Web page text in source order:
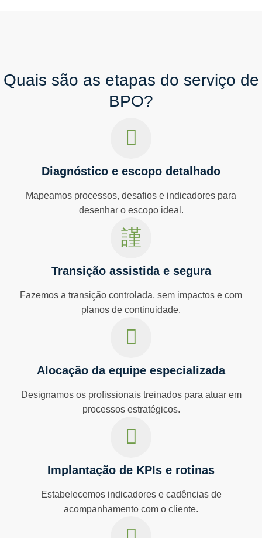
Quais são as etapas do serviço de
BPO?
Diagnóstico e escopo detalhado
Mapeamos processos, desafios e indicadores para
desenhar o escopo ideal.
Transição assistida e segura
Fazemos a transição controlada, sem impactos e com
planos de continuidade.
Alocação da equipe especializada
Designamos os profissionais treinados para atuar em
processos estratégicos.
Implantação de KPIs e rotinas
Estabelecemos indicadores e cadências de
acompanhamento com o cliente.